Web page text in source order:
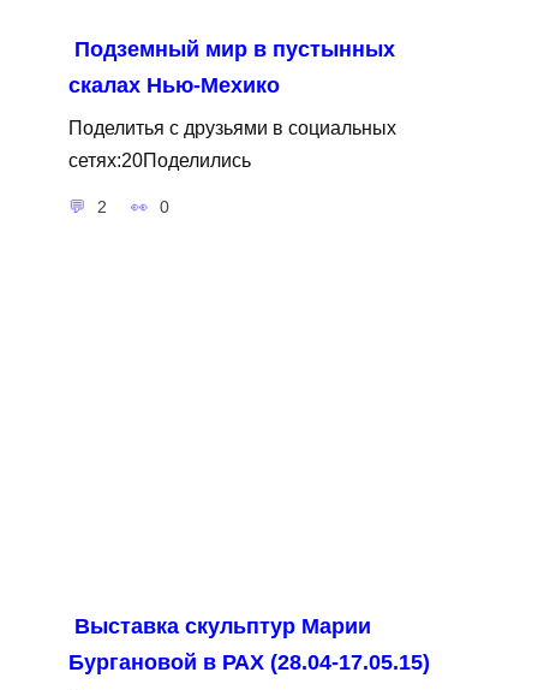
Подземный мир в пустынных
скалах Нью-Мехико
Поделитья с друзьями в социальных
сетях:20Поделились
2 0
Выставка скульптур Марии
Бургановой в РАХ (28.04-17.05.15)